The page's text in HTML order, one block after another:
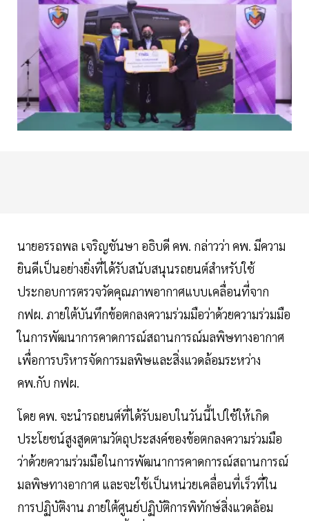
นายอรรถพล เจริญชันษา อธิบดี คพ. กล่าวว่า คพ. มีความ
ยินดีเป็นอย่างยิ่งที่ได้รับสนับสนุนรถยนต์สำหรับใช้
ประกอบการตรวจวัดคุณภาพอากาศแบบเคลื่อนที่จาก
กฟผ. ภายใต้บันทึกข้อตกลงความร่วมมือว่าด้วยความร่วมมือ
ในการพัฒนาการคาดการณ์สถานการณ์มลพิษทางอากาศ
เพื่อการบริหารจัดการมลพิษและสิ่งแวดล้อมระหว่าง
คพ.กับ กฟผ.
โดย คพ. จะนำรถยนต์ที่ได้รับมอบในวันนี้ไปใช้ให้เกิด
ประโยชน์สูงสูดตามวัตถุประสงค์ของข้อตกลงความร่วมมือ
ว่าด้วยความร่วมมือในการพัฒนาการคาดการณ์สถานการณ์
มลพิษทางอากาศ และจะใช้เป็นหน่วยเคลื่อนที่เร็วที่ใน
การปฏิบัติงาน ภายใต้ศูนย์ปฏิบัติการพิทักษ์สิ่งแวดล้อม